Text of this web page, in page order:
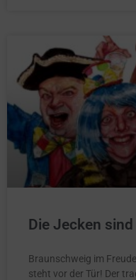
Die Jecken
Braunschweig im
steht vor der Tür! Der